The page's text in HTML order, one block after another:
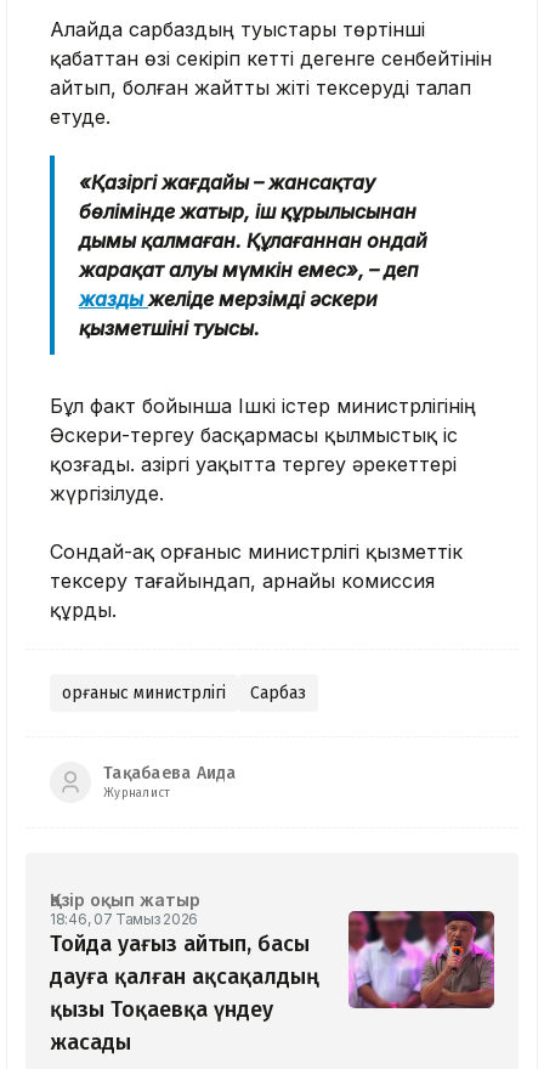
Алайда сарбаздың туыстары төртінші
қабаттан өзі секіріп кетті дегенге сенбейтінін
айтып, болған жайтты жіті тексеруді талап
етуде.
«Қазіргі жағдайы – жансақтау
бөлімінде жатыр, іш құрылысынан
дымы қалмаған. Құлағаннан ондай
жарақат алуы мүмкін емес», – деп
жаздыжеліде мерзімді әскери
қызметшінің туысы.
Бұл факт бойынша Ішкі істер министрлігінің
Әскери-тергеу басқармасы қылмыстық іс
қозғады. Қазіргі уақытта тергеу әрекеттері
жүргізілуде.
Сондай-ақ Қорғаныс министрлігі қызметтік
тексеру тағайындап, арнайы комиссия
құрды.
Қорғаныс министрлігі Сарбаз
Тақабаева Аида
Журналист
Қазір оқып жатыр
18:46, 07 Тамыз 2026
Тойда уағыз айтып, басы
дауға қалған ақсақалдың
қызы Тоқаевқа үндеу
жасады